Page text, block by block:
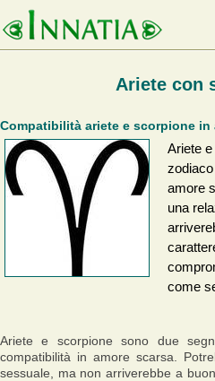
Ariete con
Compatibilità ariete e scorpione in
Ariete
amore
una
come
Ariete e scorpione sono due
compatibilità in amore scarsa.
sessuale, ma non arriverebbe a